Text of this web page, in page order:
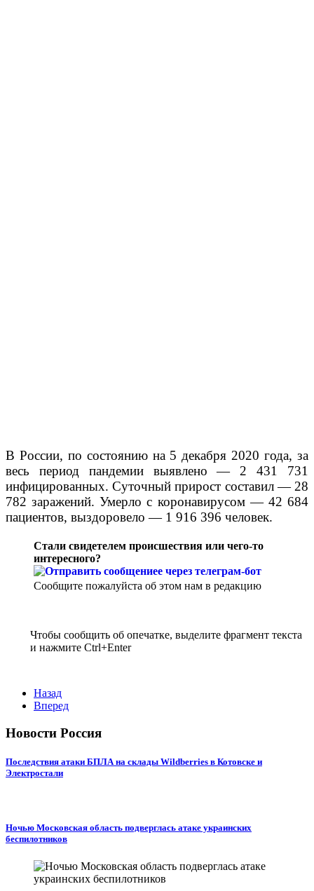
В России, по состоянию на 5 декабря 2020 года, за
весь период пандемии выявлено—2 431 731
инфицированных. Суточный прирост составил—28
782 заражений. Умерло с коронавирусом—42 684
пациентов, выздоровело—1 916 396 человек.
Стали свидетелем происшествия или чего-то
интересного?
Сообщите пожалуйста об этом нам в редакцию
Чтобы сообщить об опечатке, выделите фрагмент текста
и нажмите Ctrl+Enter
Назад
Вперед
Новости Россия
Последствия атаки БПЛА на склады Wildberries в Котовске и
Электростали
Ночью Московская область подверглась атаке украинских
беспилотников